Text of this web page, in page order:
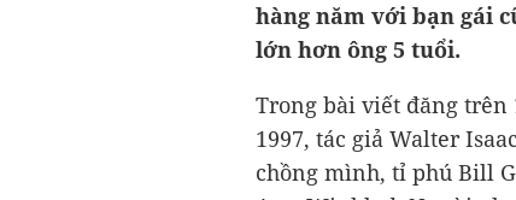
hàng năm với bạn gái
lớn hơn ông 5 tuổi.
Trong bài viết đăng trên
1997, tác giả Walter
chồng mình, tỉ phú Bill